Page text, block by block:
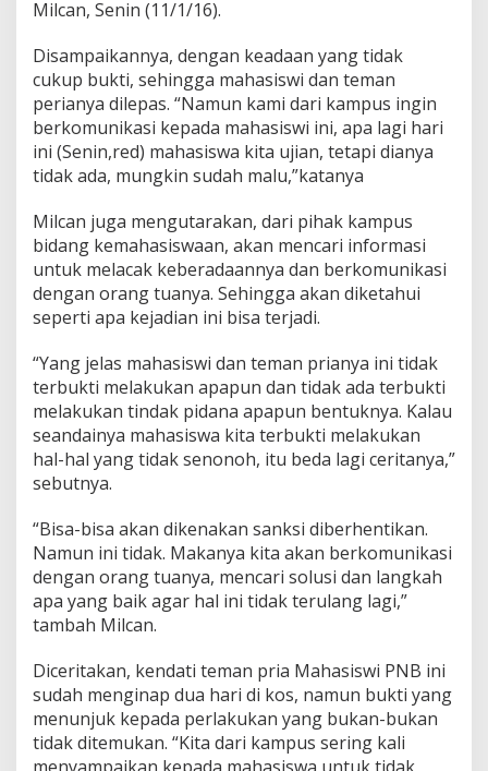
n
r
a
i
d
a
m
a
D
i
k
a
m
a
K
o
s
Milcan, Senin (11/1/16).
Disampaikannya, dengan keadaan yang tidak
cukup bukti, sehingga mahasiswi dan teman
perianya dilepas. “Namun kami dari kampus ingin
berkomunikasi kepada mahasiswi ini, apa lagi hari
ini (Senin,red) mahasiswa kita ujian, tetapi dianya
tidak ada, mungkin sudah malu,”katanya
Milcan juga mengutarakan, dari pihak kampus
bidang kemahasiswaan, akan mencari informasi
untuk melacak keberadaannya dan berkomunikasi
dengan orang tuanya. Sehingga akan diketahui
seperti apa kejadian ini bisa terjadi.
“Yang jelas mahasiswi dan teman prianya ini tidak
terbukti melakukan apapun dan tidak ada terbukti
melakukan tindak pidana apapun bentuknya. Kalau
seandainya mahasiswa kita terbukti melakukan
hal-hal yang tidak senonoh, itu beda lagi ceritanya,”
sebutnya.
“Bisa-bisa akan dikenakan sanksi diberhentikan.
Namun ini tidak. Makanya kita akan berkomunikasi
dengan orang tuanya, mencari solusi dan langkah
apa yang baik agar hal ini tidak terulang lagi,”
tambah Milcan.
Diceritakan, kendati teman pria Mahasiswi PNB ini
sudah menginap dua hari di kos, namun bukti yang
menunjuk kepada perlakukan yang bukan-bukan
tidak ditemukan. “Kita dari kampus sering kali